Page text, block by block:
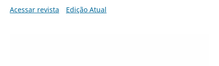
Acessar revista
Edição Atual